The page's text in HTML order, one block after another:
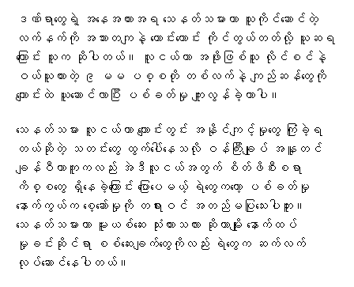
ဒဏ်ရာတွေရဲ့ အနေအထားအရ သေနတ်သမားဟာ သူကိုင်ဆောင်တဲ့
လက်နက်ကို အသားတကျနဲ့ ကောင်းကောင်း ကိုင်တွယ်တတ်လို့ ယူဆရ
ကြောင်း သူက ဆိုပါတယ်။ လူငယ်ဟာ အဖိုးဖြစ်သူ လိုင်စင်နဲ့
ဝယ်ယူထားတဲ့ ၉ မမ ပစ္စတို တစ်လက်နဲ့ ကျည်ဆန်တွေကို
ကျောင်းထဲ ယူဆောင်လာပြီး ပစ်ခတ်မှု ကျူးလွန်ခဲ့တာပါ။
သေနတ်သမား လူငယ်ဟာ ကျောင်းတွင်း အနိုင်ကျင့်မှုတွေ ကြုံခဲ့ရ
တယ်ဆိုတဲ့ သတင်းတွေ ထွက်ပေါ်နေသလို ဝန်ကြီးချုပ် အနူတင်
ချန်ဝီယာကူကလည်း အဲဒီလူငယ်အတွက် စိတ်ဖိစီးစရာ
ကိစ္စတွေ ရှိနေခဲ့ကြောင်း ပြောပေမယ့် ရဲတွေကတော့ ပစ်ခတ်မှု
နောက်ကွယ်က စေ့ဆော်မှုကို တရားဝင် အတည်မပြုသေးပါဘူး။
သေနတ်သမားဟာ မူးယစ်ဆေး သုံးထားသလား ဆိုတာမျိုး နောက်ထပ်
မှုခင်းဆိုင်ရာ စစ်ဆေးချက်တွေကိုလည်း ရဲတွေက ဆက်လက်
လုပ်ဆောင်နေပါတယ်။